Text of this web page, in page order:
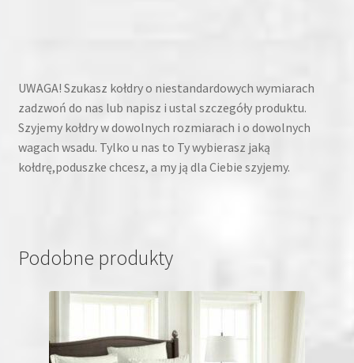
UWAGA! Szukasz kołdry o niestandardowych wymiarach
zadzwoń do nas lub napisz i ustal szczegóły produktu.
Szyjemy kołdry w dowolnych rozmiarach i o dowolnych
wagach wsadu. Tylko u nas to Ty wybierasz jaką
kołdrę,poduszke chcesz, a my ją dla Ciebie szyjemy.
Podobne produkty